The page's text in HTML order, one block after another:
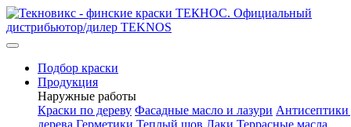
Подбор краски
Продукция
Наружные работы
Краски по дереву Фасадные масло и лазури Антисептики
дерева Герметики Теплый шов Лаки Террасные масла